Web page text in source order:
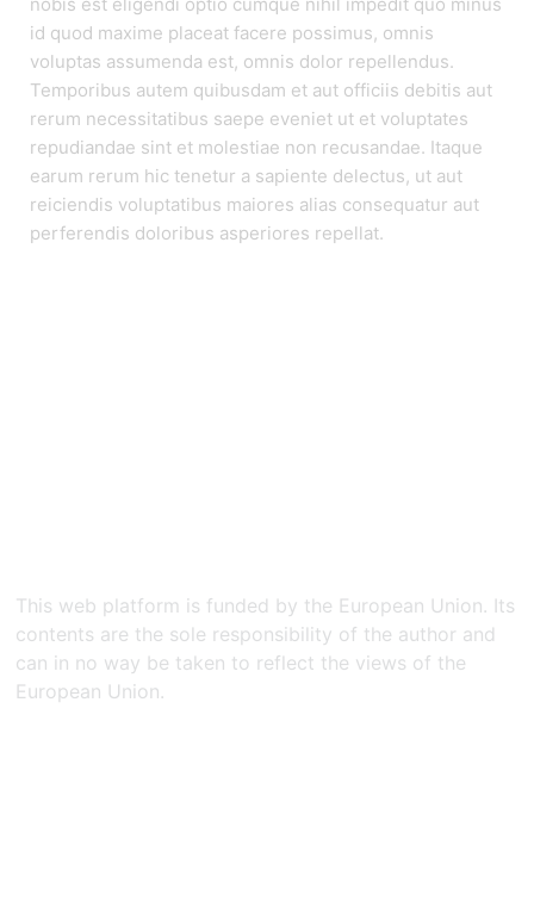
nobis est eligendi optio cumque nihil impedit quo minus
id quod maxime placeat facere possimus, omnis
voluptas assumenda est, omnis dolor repellendus.
Temporibus autem quibusdam et aut officiis debitis aut
rerum necessitatibus saepe eveniet ut et voluptates
repudiandae sint et molestiae non recusandae. Itaque
earum rerum hic tenetur a sapiente delectus, ut aut
reiciendis voluptatibus maiores alias consequatur aut
perferendis doloribus asperiores repellat.
This web platform is funded by the European Union. Its
contents are the sole responsibility of the author and
can in no way be taken to reflect the views of the
European Union.​